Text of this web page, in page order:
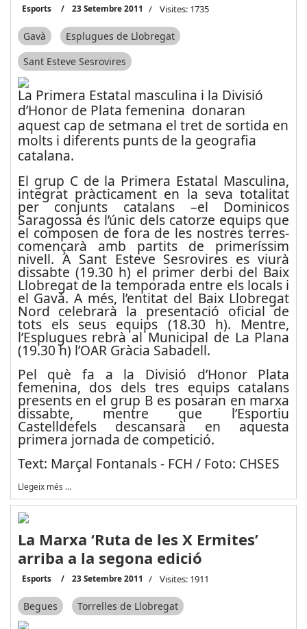
Esports 23 Setembre 2011 Visites: 1735
Gavà
Esplugues de Llobregat
Sant Esteve Sesrovires
La Primera Estatal masculina i la Divisió
d’Honor de Plata femenina donaran
aquest cap de setmana el tret de sortida en
molts i diferents punts de la geografia
catalana.
El grup C de la Primera Estatal Masculina,
integrat pràcticament en la seva totalitat
per conjunts catalans –el Dominicos
Saragossa és l’únic dels catorze equips que
el composen de fora de les nostres terres-
començarà amb partits de primeríssim
nivell. A Sant Esteve Sesrovires es viurà
dissabte (19.30 h) el primer derbi del Baix
Llobregat de la temporada entre els locals i
el Gavà. A més, l’entitat del Baix Llobregat
Nord celebrarà la presentació oficial de
tots els seus equips (18.30 h). Mentre,
l’Esplugues rebrà al Municipal de La Plana
(19.30 h) l’OAR Gràcia Sabadell.
Pel què fa a la Divisió d’Honor Plata
femenina, dos dels tres equips catalans
presents en el grup B es posaran en marxa
dissabte, mentre que l’Esportiu
Castelldefels descansarà en aquesta
primera jornada de competició.
Text: Marçal Fontanals - FCH / Foto: CHSES
Llegeix més …
La Marxa ‘Ruta de les X Ermites’
arriba a la segona edició
Esports 23 Setembre 2011 Visites: 1911
Begues Torrelles de Llobregat